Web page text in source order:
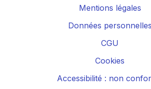
Mentions légales
Données personnelles
CGU
Cookies
Accessibilité : non